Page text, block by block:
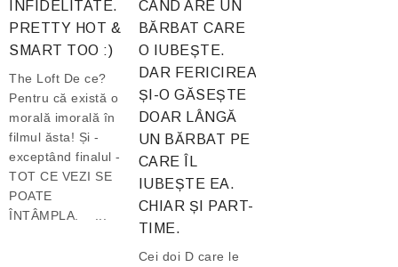
INFIDELITATE.
PRETTY HOT &
SMART TOO :)
The Loft De ce?
Pentru că există o
morală imorală în
filmul ăsta! Și -
exceptând finalul -
TOT CE VEZI SE
POATE
ÎNTÂMPLA. ...
CÂND ARE UN
BĂRBAT CARE
O IUBEȘTE.
DAR FERICIREA
ȘI-O GĂSEȘTE
DOAR LÂNGĂ
UN BĂRBAT PE
CARE ÎL
IUBEȘTE EA.
CHIAR ȘI PART-
TIME.
Cei doi D care le